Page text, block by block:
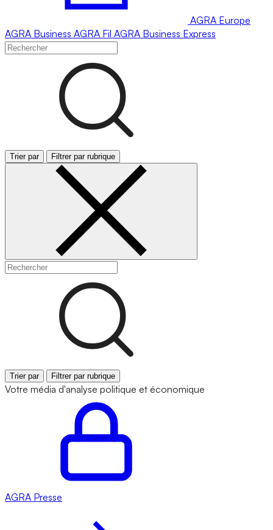
AGRA Europe
AGRA Business AGRA Fil AGRA Business Express
Trier par Filtrer par rubrique
Trier par Filtrer par rubrique
Votre média d'analyse politique et économique
AGRA Presse